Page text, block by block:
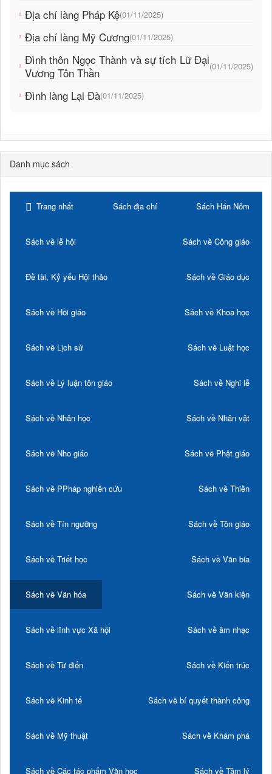
Địa chí làng Pháp Kệ(01/11/2025)
Địa chí làng Mỹ Cương(01/11/2025)
Đình thôn Ngọc Thành và sự tích Lữ Đại
Vương Tôn Thần
(01/11/2025)
Đình làng Lại Đà(01/11/2025)
Danh mục sách
Trang nhất Sách địa chí Sách Hán Nôm
Sách về lễ hội Sách về Công giáo
Đề tài, Kỷ yếu Hội thảo Sách về Giáo dục
Sách về Hồi giáo Sách về Khoa học
Sách về Lịch sử Sách về Luật học
Sách về Lý luận tôn giáo Sách về Nghi lễ
Sách về Nhân học Sách về Nhân vật
Sách về Nho giáo Sách về Phật giáo
Sách về PPháp nghiên cứu Sách về Thiền
Sách về Tín ngưỡng Sách về Tôn giáo
Sách về Triết học Sách về Văn bia
Sách về Văn hóa Sách về Văn kiện
Sách về lĩnh vực Xã hội Sách về âm nhạc
Sách về Từ điển Sách về Kiến trúc
Sách về Kinh tế Sách về bí quyết thành công
Sách về Mỹ thuật Sách về Khám phá
Sách về Các tác phẩm Văn học Sách về Tâm lý